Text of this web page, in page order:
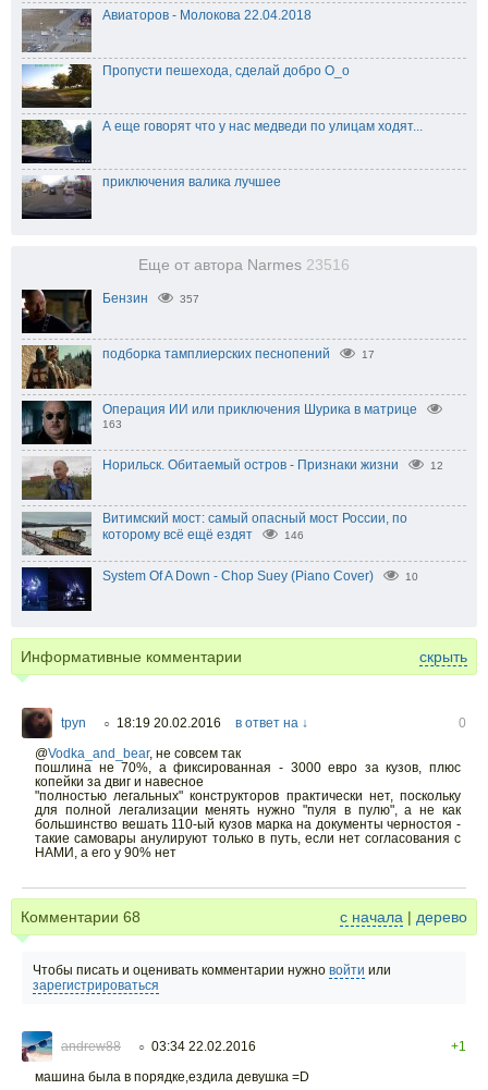
Авиаторов - Молокова 22.04.2018
Пропусти пешехода, сделай добро О_о
А еще говорят что у нас медведи по улицам ходят...
приключения валика лучшее
Еще от автора Narmes 23516
Бензин 357
подборка тамплиерских песнопений 17
Операция ИИ или приключения Шурика в матрице
163
Норильск. Обитаемый остров - Признаки жизни 12
Витимский мост: самый опасный мост России, по
которому всё ещё ездят
146
System Of A Down - Chop Suey (Piano Cover) 10
Информативные комментарии скрыть
tpyn ○ 18:19 20.02.2016 в ответ на ↓
0
@Vodka_and_bear, не совсем так
пошлина не 70%, а фиксированная - 3000 евро за кузов, плюс
копейки за двиг и навесное
"полностью легальных" конструкторов практически нет, поскольку
для полной легализации менять нужно "пуля в пулю", а не как
большинство вешать 110-ый кузов марка на документы черностоя -
такие самовары анулируют только в путь, если нет согласования с
НАМИ, а его у 90% нет
Комментарии 68 с начала | дерево
Чтобы писать и оценивать комментарии нужно войти или
зарегистрироваться
andrew88 ○ 03:34 22.02.2016
+1
машина была в порядке,ездила девушка =D